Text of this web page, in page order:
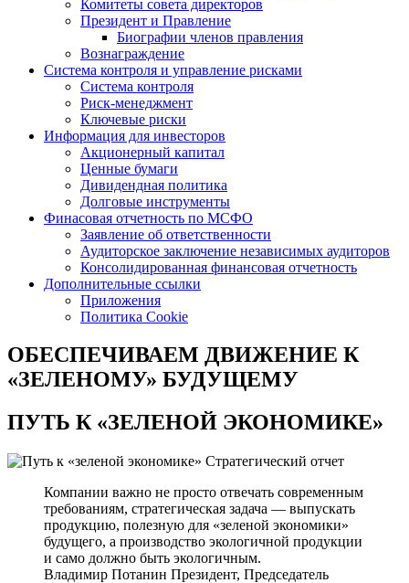
Комитеты совета директоров
Президент и Правление
Биографии членов правления
Вознаграждение
Система контроля и управление рисками
Система контроля
Риск-менеджмент
Ключевые риски
Информация для инвесторов
Акционерный капитал
Ценные бумаги
Дивидендная политика
Долговые инструменты
Финасовая отчетность по МСФО
Заявление об ответственности
Аудиторское заключение независимых аудиторов
Консолидированная финансовая отчетность
Дополнительные ссылки
Приложения
Политика Cookie
ОБЕСПЕЧИВАЕМ ДВИЖЕНИЕ К
«ЗЕЛЕНОМУ» БУДУЩЕМУ
ПУТЬ К«ЗЕЛЕНОЙ ЭКОНОМИКЕ»
Стратегический отчет
Компании важно не просто отвечать современным
требованиям, стратегическая задача — выпускать
продукцию, полезную для «зеленой экономики»
будущего, а производство экологичной продукции
и само должно быть экологичным.
Владимир Потанин Президент, Председатель